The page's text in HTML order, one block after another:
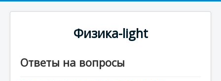
Физика-light
Ответы на вопросы